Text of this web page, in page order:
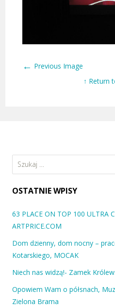
← Previous Image
↑ Return
Szukaj:
OSTATNIE WPISY
63 PLACE ON TOP 100 ULTRA
ARTPRICE.COM
Dom dzienny, dom nocny –
Kotarskiego, MOCAK
Niech nas widzą!- Zamek
Opowiem Wam o półsnach,
Zielona Brama